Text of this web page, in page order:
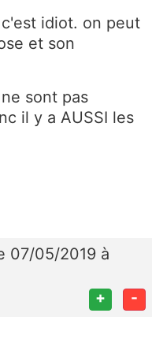
idiot. on peut
et son
sont pas
il y a AUSSI les
07/05/2019 à
+ -